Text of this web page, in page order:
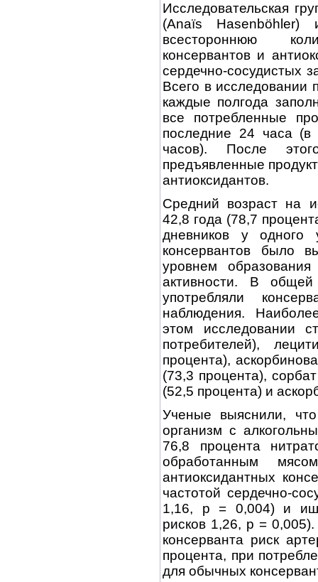
Исследовательская
(Anaïs Hasenböhler)
всестороннюю
консервантов и
сердечно-сосудистых
Всего в исследовании
каждые полгода
все потребленные
последние 24 часа
часов). После
предъявленные
антиоксидантов.
Средний возраст на
42,8 года (78,7
дневников у
консервантов было
уровнем
активности. В общей
употребляли
наблюдения.
этом исследовании
потребителей),
процента),
(73,3 процента),
(52,5 процента) и
Ученые выяснили,
организм с
76,8 процента
обработанным
антиоксидантных
частотой сердечно-
1,16, p = 0,004) и
рисков 1,26, p =
консерванта риск
процента, при
для обычных